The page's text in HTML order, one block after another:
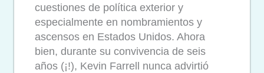
cuestiones de política exterior y
especialmente en nombramientos y
ascensos en Estados Unidos. Ahora
bien, durante su convivencia de seis
años (¡!), Kevin Farrell nunca advirtió